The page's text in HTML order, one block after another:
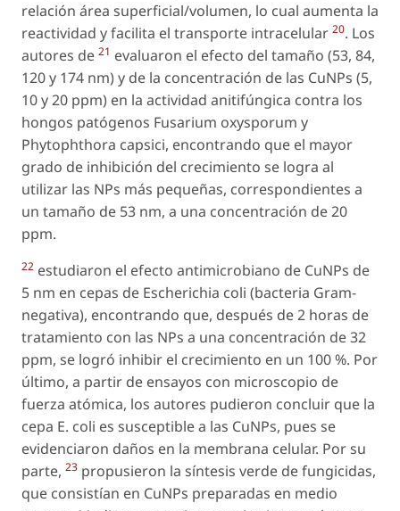
relación área superficial/volumen, lo cual aumenta la
reactividad y facilita el transporte intracelular 20. Los
autores de 21 evaluaron el efecto del tamaño (53, 84,
120 y 174 nm) y de la concentración de las CuNPs (5,
10 y 20 ppm) en la actividad anitifúngica contra los
hongos patógenos Fusarium oxysporum y
Phytophthora capsici, encontrando que el mayor
grado de inhibición del crecimiento se logra al
utilizar las NPs más pequeñas, correspondientes a
un tamaño de 53 nm, a una concentración de 20
ppm.
22 estudiaron el efecto antimicrobiano de CuNPs de
5 nm en cepas de Escherichia coli (bacteria Gram-
negativa), encontrando que, después de 2 horas de
tratamiento con las NPs a una concentración de 32
ppm, se logró inhibir el crecimiento en un 100 %. Por
último, a partir de ensayos con microscopio de
fuerza atómica, los autores pudieron concluir que la
cepa E. coli es susceptible a las CuNPs, pues se
evidenciaron daños en la membrana celular. Por su
parte, 23 propusieron la síntesis verde de fungicidas,
que consistían en CuNPs preparadas en medio